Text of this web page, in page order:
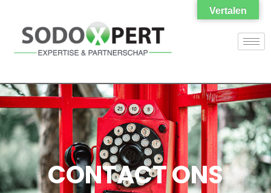
CONTACT ONS
Vertalen